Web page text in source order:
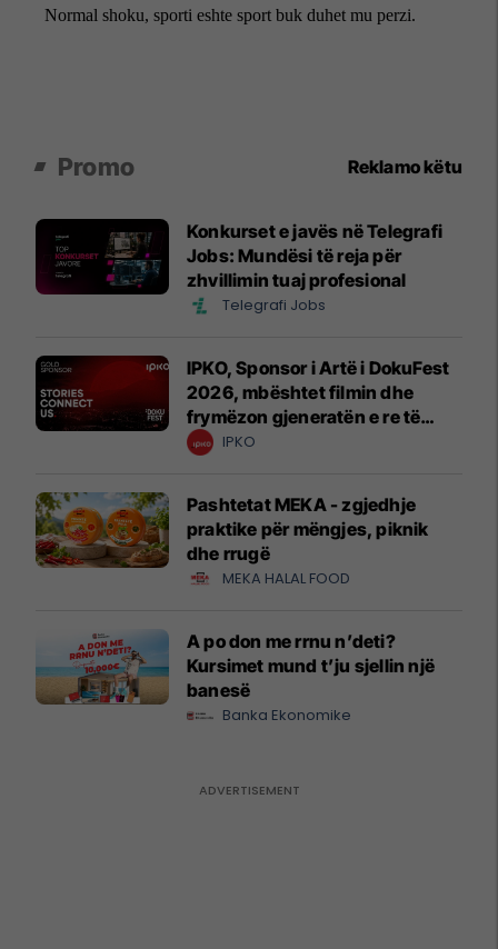
Promo Reklamo këtu
Konkurset e javës në Telegrafi
Jobs: Mundësi të reja për
zhvillimin tuaj profesional
Telegrafi Jobs
IPKO, Sponsor i Artë i DokuFest
2026, mbështet filmin dhe
frymëzon gjeneratën e re të
krijuesve
IPKO
Pashtetat MEKA - zgjedhje
praktike për mëngjes, piknik
dhe rrugë
MEKA HALAL FOOD
A po don me rrnu n’deti?
Kursimet mund t’ju sjellin një
banesë
Banka Ekonomike